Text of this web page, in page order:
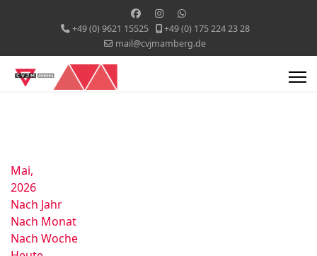
+49 (0) 9621 15525
+49 (0) 175 224 23 28
mail@cvjmamberg.de
Mai,
2026
Nach Jahr
Nach Monat
Nach Woche